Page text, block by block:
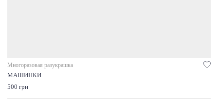
Многоразовая разукрашка
МАШИНКИ
500 грн